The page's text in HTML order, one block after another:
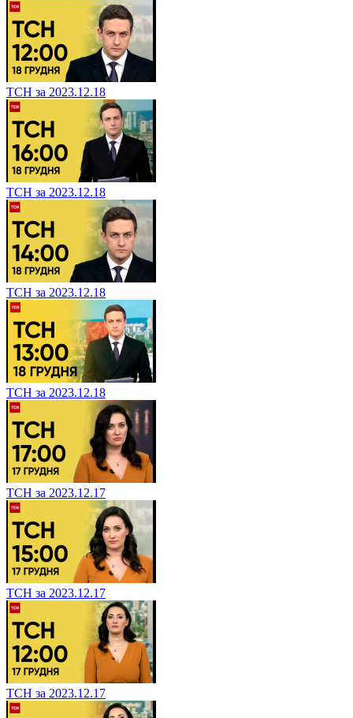
ТСН за 2023.12.18
ТСН за 2023.12.18
ТСН за 2023.12.18
ТСН за 2023.12.18
ТСН за 2023.12.17
ТСН за 2023.12.17
ТСН за 2023.12.17